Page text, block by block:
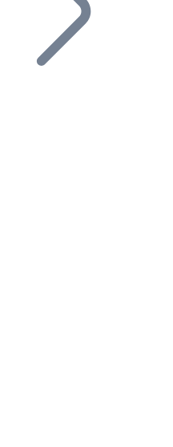
e comercialize
ao nosso serviço de